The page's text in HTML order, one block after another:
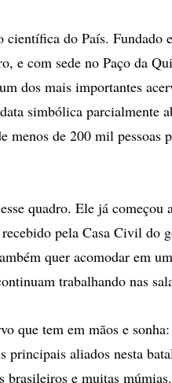
do País. Fundado
e com sede no Paço da
dos mais importantes
simbólica parcialmente
menos de 200 mil pessoas
quadro. Ele já começou
pela Casa Civil do
quer acomodar em
trabalhando nas
que tem em mãos e
principais aliados nesta
brasileiros e muitas múmias.